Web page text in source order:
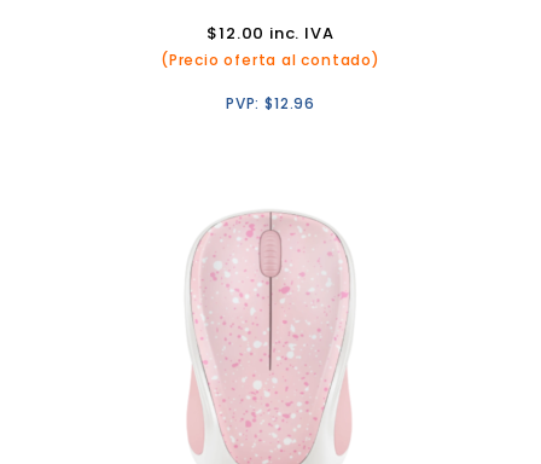
$12.00 inc. IVA
(Precio oferta al contado)
PVP:$12.96